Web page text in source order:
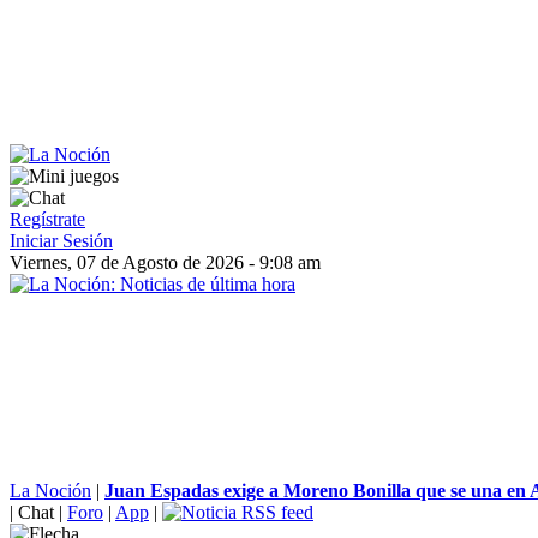
Regístrate
Iniciar Sesión
Viernes, 07 de Agosto de 2026 - 9:08 am
La Noción | Juan Espadas exige a Moreno Bonilla que se una en
| Chat | Foro | App |